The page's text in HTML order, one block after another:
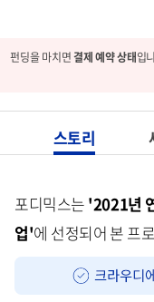
펀딩을 마치면결제 예약 상태입
스토리
포디믹스는 '2021년
업'에 선정되어 본 프